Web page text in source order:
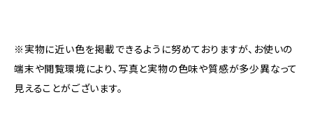
※実物に近い色を掲載できるように努めておりますが、お使いの
端末や閲覧環境により、写真と実物の色味や質感が多少異なって
見えることがございます。